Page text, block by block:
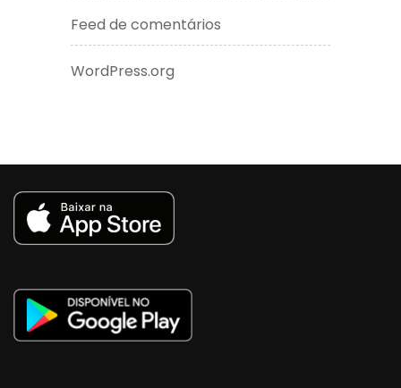
Feed de comentários
WordPress.org